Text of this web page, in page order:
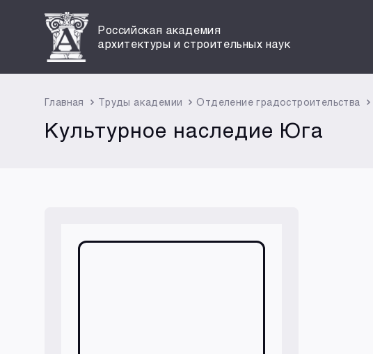
Российская академия
архитектуры и строительных наук
Главная Труды академии Отделение градостроительства
Культурное наследие Юга